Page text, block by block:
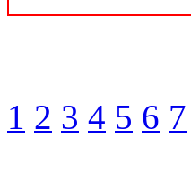
1 2 3 4 5 6 7